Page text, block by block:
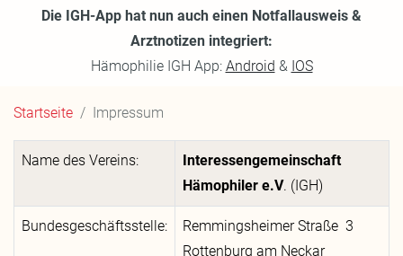
Die IGH-App hat nun auch einen Notfallausweis &
Arztnotizen integriert:
Hämophilie IGH App: Android & IOS
Startseite Impressum
Name des Vereins:
Interessengemeinschaft
Hämophiler e.V. (IGH)
Bundesgeschäftsstelle:
Remmingsheimer Straße 3
Rottenburg am Neckar